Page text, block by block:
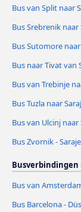
Bus van Split naar
Bus Srebrenik naar
Bus Sutomore
Bus naar Tivat van
Bus van Trebinje
Bus Tuzla naar
Bus van Ulcinj naar
Bus Zvornik -
Bus van
Bus Barcelona -